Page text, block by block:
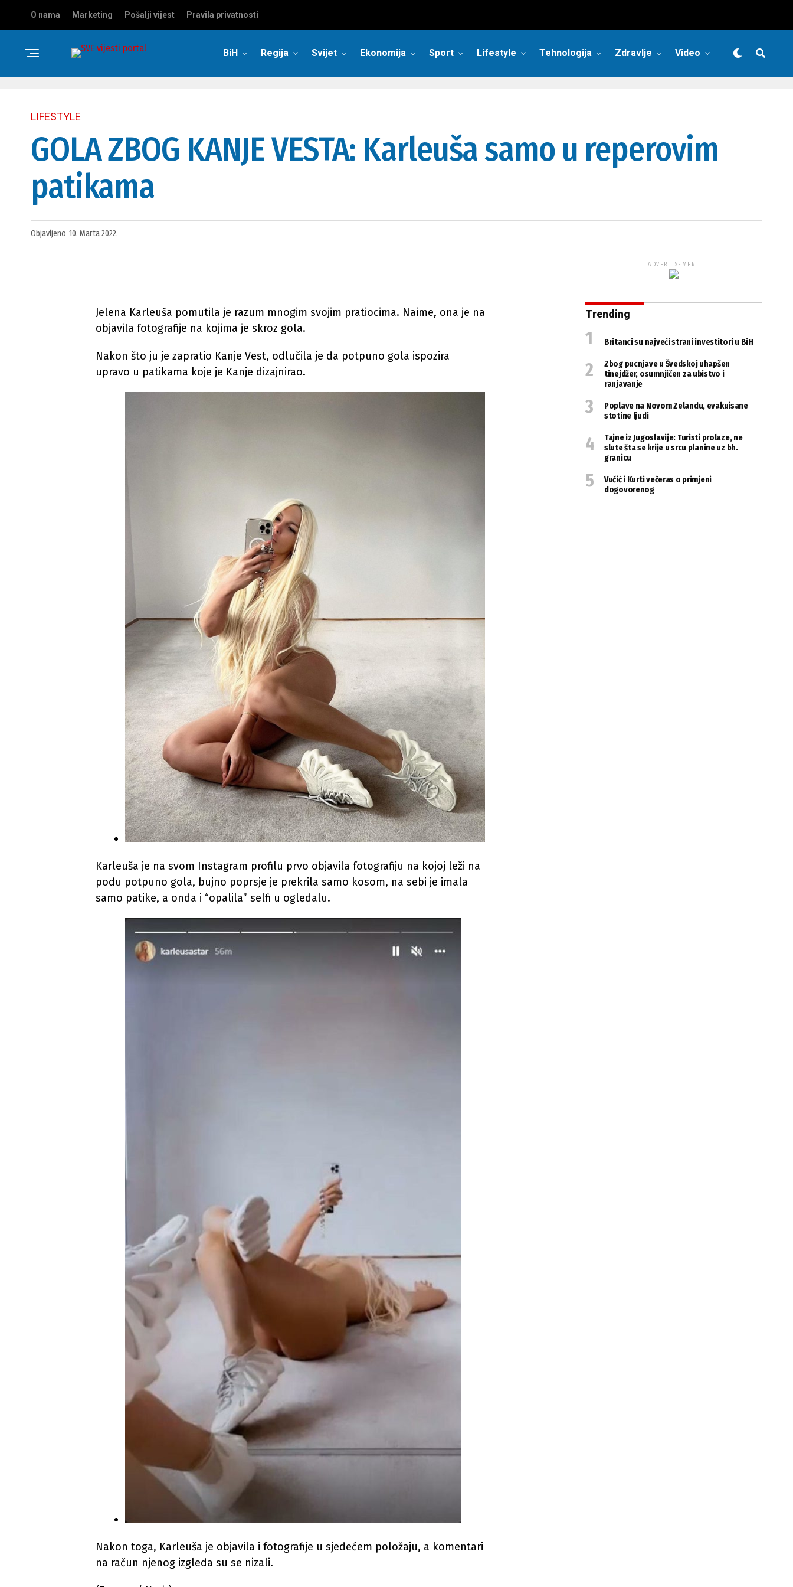
O nama Marketing Pošalji vijest Pravila privatnosti
BiH Regija Svijet Ekonomija Sport Lifestyle Tehnologija Zdravlje Video
LIFESTYLE
GOLA ZBOG KANJE VESTA: Karleuša samo u reperovim
patikama
Objavljeno 10. Marta 2022.
Jelena Karleuša pomutila je razum mnogim svojim pratiocima. Naime, ona je na
objavila fotografije na kojima je skroz gola.
Nakon što ju je zapratio Kanje Vest, odlučila je da potpuno gola ispozira
upravo u patikama koje je Kanje dizajnirao.
Karleuša je na svom Instagram profilu prvo objavila fotografiju na kojoj leži na
podu potpuno gola, bujno poprsje je prekrila samo kosom, na sebi je imala
samo patike, a onda i “opalila” selfi u ogledalu.
Nakon toga, Karleuša je objavila i fotografije u sjedećem položaju, a komentari
na račun njenog izgleda su se nizali.
ADVERTISEMENT
Trending
Britanci su najveći strani investitori u BiH
Zbog pucnjave u Švedskoj uhapšen
tinejdžer, osumnjičen za ubistvo i
ranjavanje
Poplave na Novom Zelandu, evakuisane
stotine ljudi
Tajne iz Jugoslavije: Turisti prolaze, ne
slute šta se krije u srcu planine uz bh.
granicu
Vučić i Kurti večeras o primjeni
dogovorenog